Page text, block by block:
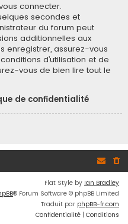
connecter.
secondes et
du forum peut
additionnelles aux
enregistrer, assurez-vous
d’utilisation et de
vous de bien lire tout le
de confidentialité
Flat Style by Ian Bradley
® Forum Software © phpBB Limited
Traduit par phpBB-fr.com
Confidentialité | Conditions